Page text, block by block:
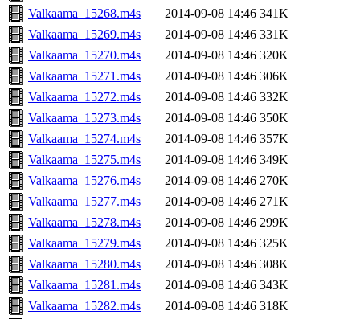
Valkaama_15268.m4s 2014-09-08 14:46 341K
Valkaama_15269.m4s
2014-09-08 14:46 331K
Valkaama_15270.m4s
2014-09-08 14:46 320K
Valkaama_15271.m4s
2014-09-08 14:46 306K
Valkaama_15272.m4s
2014-09-08 14:46 332K
Valkaama_15273.m4s
2014-09-08 14:46 350K
Valkaama_15274.m4s
2014-09-08 14:46 357K
Valkaama_15275.m4s
2014-09-08 14:46 349K
Valkaama_15276.m4s
2014-09-08 14:46 270K
Valkaama_15277.m4s
2014-09-08 14:46 271K
Valkaama_15278.m4s
2014-09-08 14:46 299K
Valkaama_15279.m4s
2014-09-08 14:46 325K
Valkaama_15280.m4s
2014-09-08 14:46 308K
Valkaama_15281.m4s
2014-09-08 14:46 343K
Valkaama_15282.m4s
2014-09-08 14:46 318K